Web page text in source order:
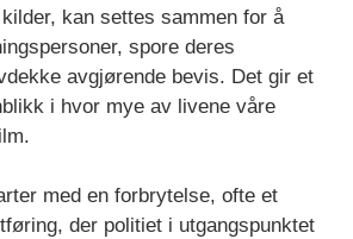
kan settes sammen for å
spore deres
avgjørende bevis. Det gir et
i hvor mye av livene våre
med en forbrytelse, ofte et
der politiet i utgangspunktet